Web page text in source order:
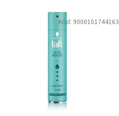
Kód: 9000101744163